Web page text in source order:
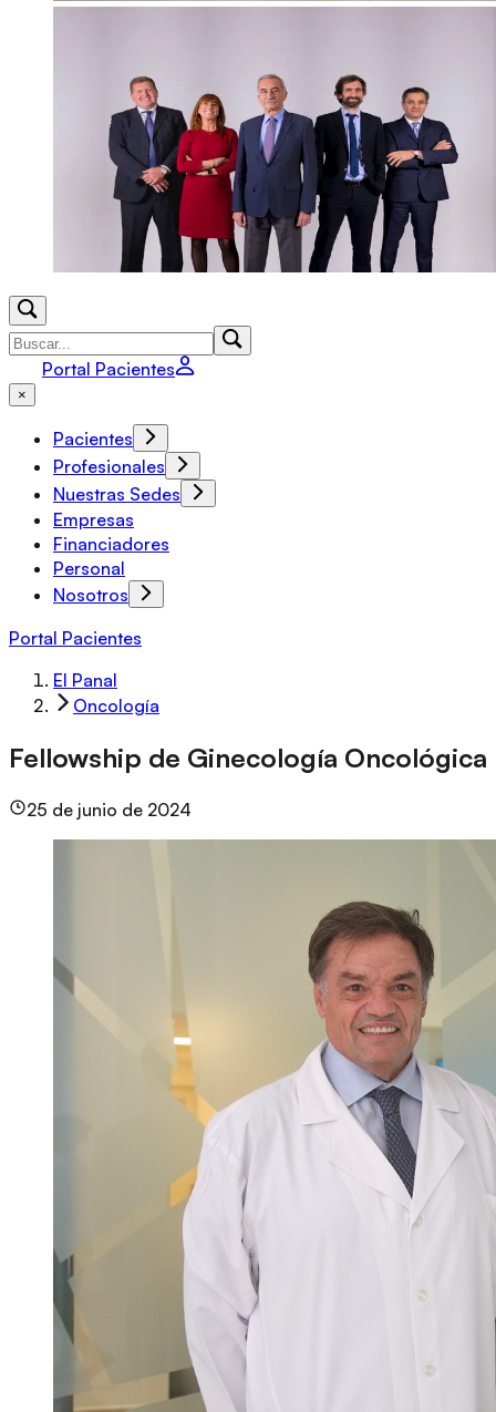
Portal Pacientes
×
Pacientes
Profesionales
Nuestras Sedes
Empresas
Financiadores
Personal
Nosotros
Portal Pacientes
El Panal
Oncología
Fellowship de Ginecología Oncológica
25 de junio de 2024